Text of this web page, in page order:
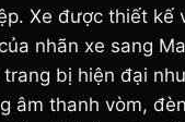
Xe được thiết kế
nhãn xe sang
bị hiện đại
âm thanh vòm,